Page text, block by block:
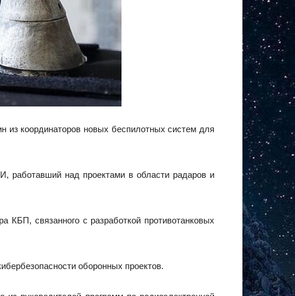
из координаторов новых беспилотных систем для
работавший над проектами в области радаров и
КБП, связанного с разработкой противотанковых
оборонных проектов.